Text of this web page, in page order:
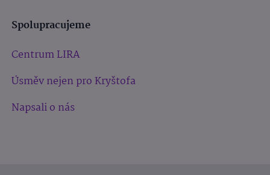
Spolupracujeme
Centrum LIRA
Úsměv nejen pro Kryštofa
Napsali o nás